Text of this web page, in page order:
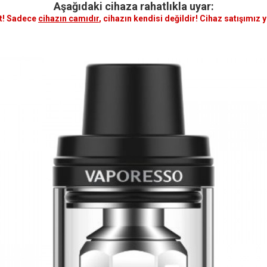
Aşağıdaki cihaza rahatlıkla uyar:
Sadece cihazın camıdır, cihazın kendisi değildir! Cihaz satışımız